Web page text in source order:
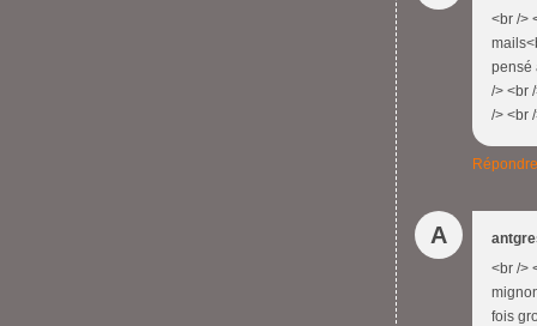
<br />
pensé
/> <br
/> <br
Répondre
A
<br />
fois